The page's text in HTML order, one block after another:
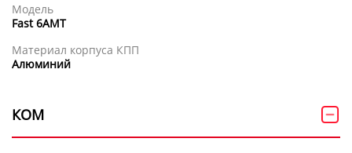
Модель
Fast 6AMT
Материал корпуса КПП
Алюминий
КОМ